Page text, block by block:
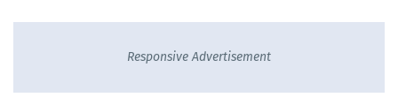
Responsive Advertisement